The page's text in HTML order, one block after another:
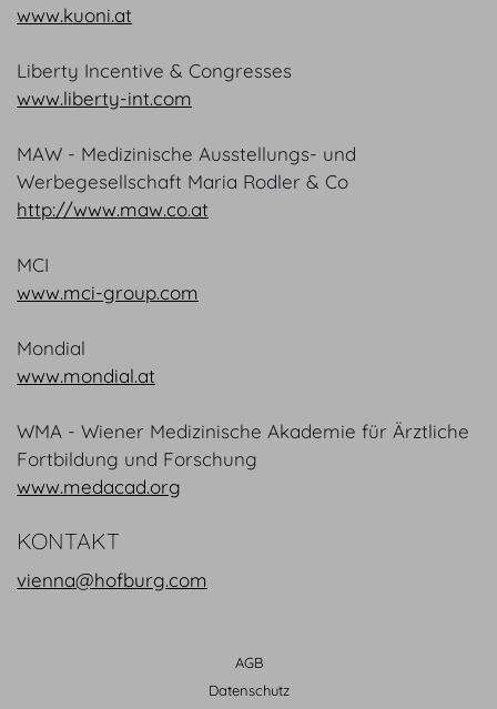
www.kuoni.at
Liberty Incentive & Congresses
www.liberty-int.com
MAW - Medizinische Ausstellungs- und
Werbegesellschaft Maria Rodler & Co
http://www.maw.co.at
MCI
www.mci-group.com
Mondial
www.mondial.at
WMA - Wiener Medizinische Akademie für Ärztliche
Fortbildung und Forschung
www.medacad.org
KONTAKT
vienna@hofburg.com
AGB
Datenschutz